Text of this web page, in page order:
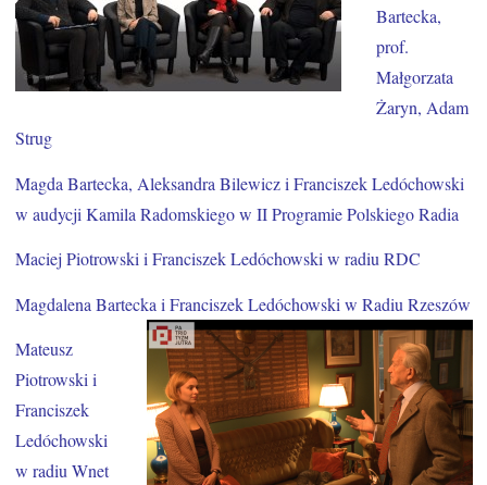
Bartecka,
prof.
Małgorzata
Żaryn, Adam
Strug
Magda Bartecka, Aleksandra Bilewicz i Franciszek Ledóchowski
w audycji Kamila Radomskiego w II Programie Polskiego Radia
Maciej Piotrowski i Franciszek Ledóchowski w radiu RDC
Magdalena Bartecka i Franciszek Ledóchowski w Radiu Rzeszów
Mateusz
Piotrowski i
Franciszek
Ledóchowski
w radiu Wnet